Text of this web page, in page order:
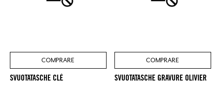
COMPRARE
SVUOTATASCHE CLÉ
COMPRARE
SVUOTATASCHE GRAVURE OLIVIER